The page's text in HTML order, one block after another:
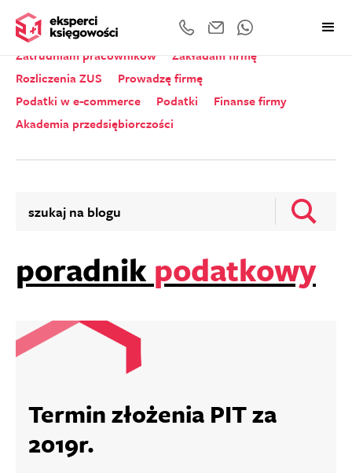
Wszystkie kategorie
Zeznania roczne
Zatrudniam pracowników
Zakładam firmę
Rozliczenia ZUS
Prowadzę firmę
Podatki w e-commerce
Podatki
Finanse firmy
Akademia przedsiębiorczości
poradnik podatkowy
Termin złożenia PIT za
2019r.